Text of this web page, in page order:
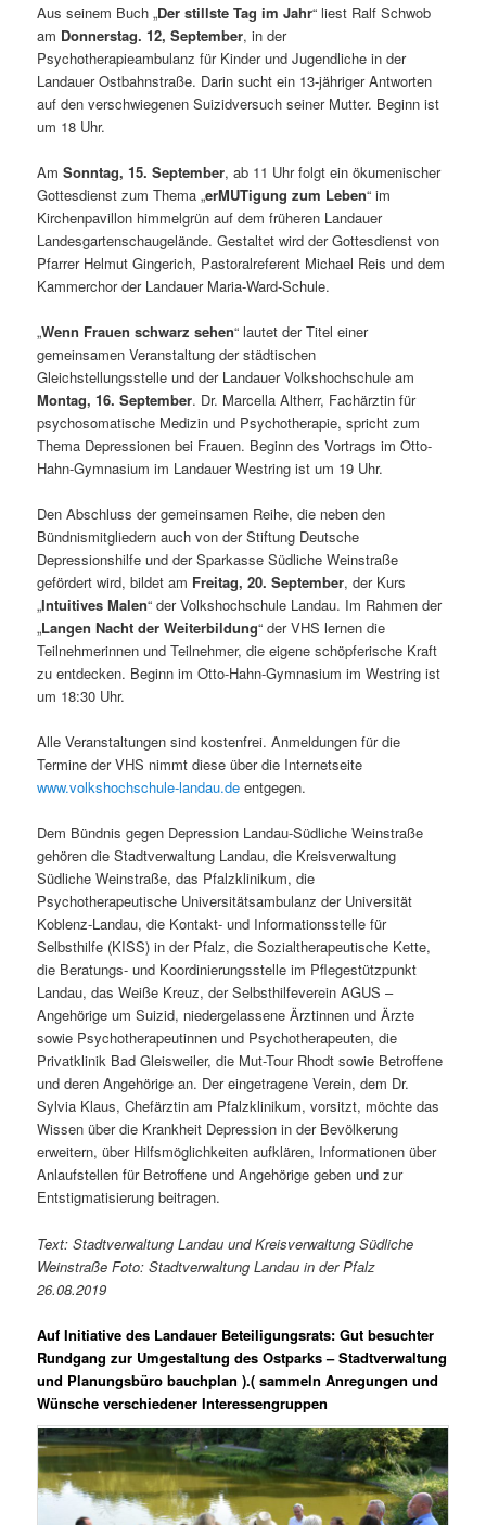
Aus seinem Buch „Der stillste Tag im Jahr“ liest Ralf Schwob
am Donnerstag. 12, September, in der
Psychotherapieambulanz für Kinder und Jugendliche in der
Landauer Ostbahnstraße. Darin sucht ein 13-jähriger Antworten
auf den verschwiegenen Suizidversuch seiner Mutter. Beginn ist
um 18 Uhr.
AmSonntag, 15. September, ab 11 Uhr folgt ein ökumenischer
Gottesdienst zum Thema „erMUTigung zum Leben“ im
Kirchenpavillon himmelgrün auf dem früheren Landauer
Landesgartenschaugelände. Gestaltet wird der Gottesdienst von
Pfarrer Helmut Gingerich, Pastoralreferent Michael Reis und dem
Kammerchor der Landauer Maria-Ward-Schule.
„Wenn Frauen schwarz sehen“ lautet der Titel einer
gemeinsamen Veranstaltung der städtischen
Gleichstellungsstelle und der Landauer Volkshochschule am
Montag, 16. September. Dr. Marcella Altherr, Fachärztin für
psychosomatische Medizin und Psychotherapie, spricht zum
Thema Depressionen bei Frauen. Beginn des Vortrags im Otto-
Hahn-Gymnasium im Landauer Westring ist um 19 Uhr.
Den Abschluss der gemeinsamen Reihe, die neben den
Bündnismitgliedern auch von der Stiftung Deutsche
Depressionshilfe und der Sparkasse Südliche Weinstraße
gefördert wird, bildet am Freitag, 20. September, der Kurs
„Intuitives Malen“ der Volkshochschule Landau. Im Rahmen der
„Langen Nacht der Weiterbildung“ der VHS lernen die
Teilnehmerinnen und Teilnehmer, die eigene schöpferische Kraft
zu entdecken. Beginn im Otto-Hahn-Gymnasium im Westring ist
um 18:30 Uhr.
Alle Veranstaltungen sind kostenfrei. Anmeldungen für die
Termine der VHS nimmt diese über die Internetseite
www.volkshochschule-landau.de entgegen.
Dem Bündnis gegen Depression Landau-Südliche Weinstraße
gehören die Stadtverwaltung Landau, die Kreisverwaltung
Südliche Weinstraße, das Pfalzklinikum, die
Psychotherapeutische Universitätsambulanz der Universität
Koblenz-Landau, die Kontakt- und Informationsstelle für
Selbsthilfe (KISS) in der Pfalz, die Sozialtherapeutische Kette,
die Beratungs- und Koordinierungsstelle im Pflegestützpunkt
Landau, das Weiße Kreuz, der Selbsthilfeverein AGUS –
Angehörige um Suizid, niedergelassene Ärztinnen und Ärzte
sowie Psychotherapeutinnen und Psychotherapeuten, die
Privatklinik Bad Gleisweiler, die Mut-Tour Rhodt sowie Betroffene
und deren Angehörige an. Der eingetragene Verein, dem Dr.
Sylvia Klaus, Chefärztin am Pfalzklinikum, vorsitzt, möchte das
Wissen über die Krankheit Depression in der Bevölkerung
erweitern, über Hilfsmöglichkeiten aufklären, Informationen über
Anlaufstellen für Betroffene und Angehörige geben und zur
Entstigmatisierung beitragen.
Text: Stadtverwaltung Landau und Kreisverwaltung Südliche
Weinstraße Foto: Stadtverwaltung Landau in der Pfalz
26.08.2019
Auf Initiative des Landauer Beteiligungsrats: Gut besuchter
Rundgang zur Umgestaltung des Ostparks – Stadtverwaltung
und Planungsbüro bauchplan ).( sammeln Anregungen und
Wünsche verschiedener Interessengruppen